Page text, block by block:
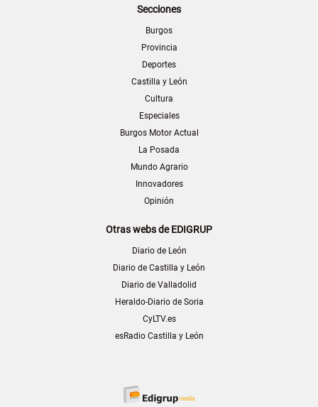
Secciones
Burgos
Provincia
Deportes
Castilla y León
Cultura
Especiales
Burgos Motor Actual
La Posada
Mundo Agrario
Innovadores
Opinión
Otras webs de EDIGRUP
Diario de León
Diario de Castilla y León
Diario de Valladolid
Heraldo-Diario de Soria
CyLTV.es
esRadio Castilla y León